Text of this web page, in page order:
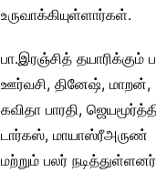
உருவாக்கியுள்ளார்கள்.
பா.இரஞ்சித் தயாரிக்கும்
ஊர்வசி, தினேஷ், மாறன்,
கவிதா பாரதி,
டார்கஸ், மாயாஸ்ரீஅருண்
மற்றும் பலர்